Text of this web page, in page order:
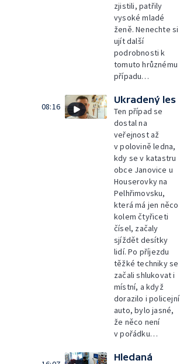
zjistili, patřily
vysoké mladé
ženě. Nenechte si
ujít další
podrobnosti k
tomuto hrůznému
případu…
08:16
Ukradený les
Ten případ se
dostal na
veřejnost až
v polovině ledna,
kdy se v katastru
obce Janovice u
Houserovky na
Pelhřimovsku,
která má jen něco
kolem čtyřiceti
čísel, začaly
sjíždět desítky
lidí. Po příjezdu
těžké techniky se
začali shlukovat i
místní, a když
dorazilo i policejní
auto, bylo jasné,
že něco není
v pořádku…
Hledaná